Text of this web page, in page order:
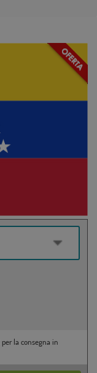
la consegna in